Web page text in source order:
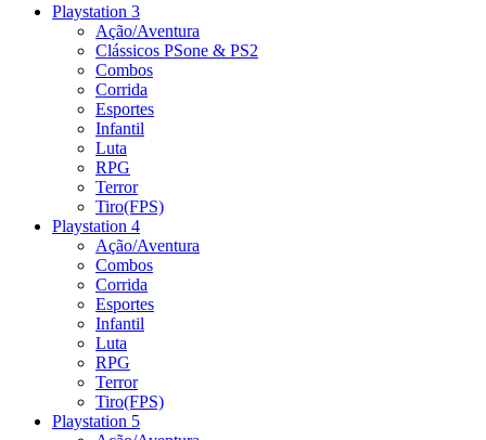
Playstation 3
Ação/Aventura
Clássicos PSone & PS2
Combos
Corrida
Esportes
Infantil
Luta
RPG
Terror
Tiro(FPS)
Playstation 4
Ação/Aventura
Combos
Corrida
Esportes
Infantil
Luta
RPG
Terror
Tiro(FPS)
Playstation 5